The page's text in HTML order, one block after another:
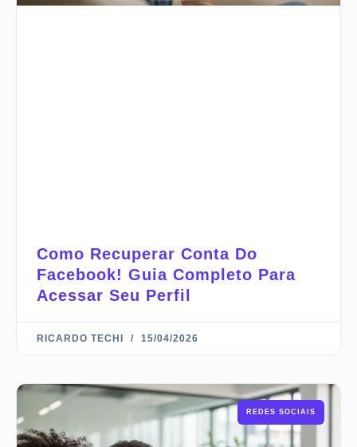
Como Recuperar Conta Do
Facebook! Guia Completo Para
Acessar Seu Perfil
RICARDO TECHI 15/04/2026
REDES SOCIAIS